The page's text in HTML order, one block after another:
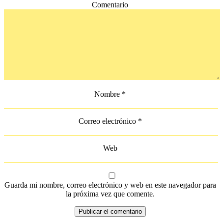
Comentario
Nombre *
Correo electrónico *
Web
Guarda mi nombre, correo electrónico y web en este navegador para
la próxima vez que comente.
Publicar el comentario